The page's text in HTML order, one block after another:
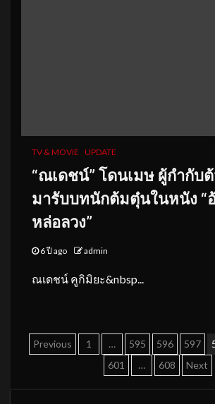
TV & MOVIE UPDATE
“ณเดชน์” โดนเมษ ผู้กำกับ
มารับบทนักต้มตุ๋นในหนัง “
หล่อลวง”
6 ปี ago admin
ณเดชน์ คูกิมิยะ&nbsp...
Posts
pagination
Previous 1 … 595 596 597
601
… 608 Next